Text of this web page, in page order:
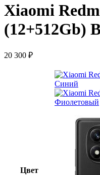
Xiaomi
(12+512Gb)
20 300 ₽
Цвет
Синий
Фиолетовый